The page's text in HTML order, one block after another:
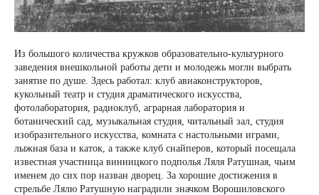
Из большого количества кружков образовательно-культурного
заведения внешкольной работы дети и молодежь могли выбрать
занятие по душе. Здесь работал: клуб авиаконструкторов,
кукольный театр и студия драматического искусства,
фотолаборатория, радиоклуб, аграрная лаборатория и
ботанический сад, музыкальная студия, читальный зал, студия
изобразительного искусства, комната с настольными играми,
лыжная база и каток, а также клуб снайперов, который посещала
известная участница винницкого подполья Ляля Ратушная, чьим
именем до сих пор назван дворец. За хорошие достижения в
стрельбе Лялю Ратушную наградили значком Ворошиловского